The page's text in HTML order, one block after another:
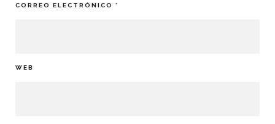
CORREO ELECTRÓNICO *
WEB